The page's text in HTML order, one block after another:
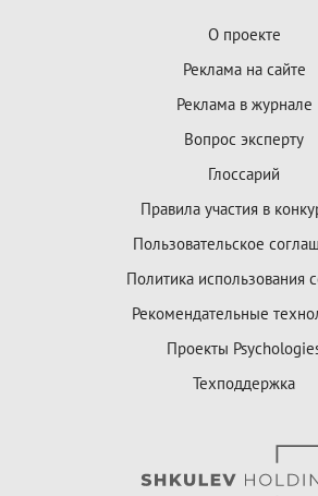
О проекте
Реклама на сайте
Реклама в журнале
Вопрос эксперту
Глоссарий
Правила участия в
Пользовательское
Политика использования
Рекомендательные
Проекты
Техподдержка